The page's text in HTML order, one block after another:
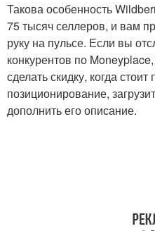
Такова особенность
75 тысяч селлеров, и вам
руку на пульсе. Если вы
конкурентов по
сделать скидку, когда
позиционирование,
дополнить его описание.